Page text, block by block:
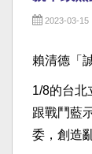
2023-03-15
賴清德「
1/8的台北
跟戰鬥藍
委，創造